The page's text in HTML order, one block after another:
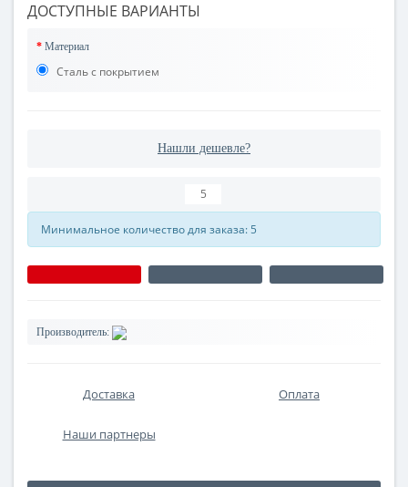
ДОСТУПНЫЕ ВАРИАНТЫ
Материал
Сталь с покрытием
Нашли дешевле?
Минимальное количество для заказа: 5
Производитель:
Доставка Оплата
Наши партнеры